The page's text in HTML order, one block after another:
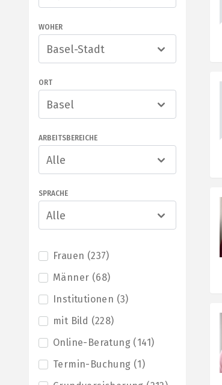
WOHER
Basel-Stadt
ORT
Basel
ARBEITSBEREICHE
Alle
SPRACHE
Alle
Frauen (237)
Männer (68)
Institutionen (3)
mit Bild (228)
Online-Beratung (141)
Termin-Buchung (1)